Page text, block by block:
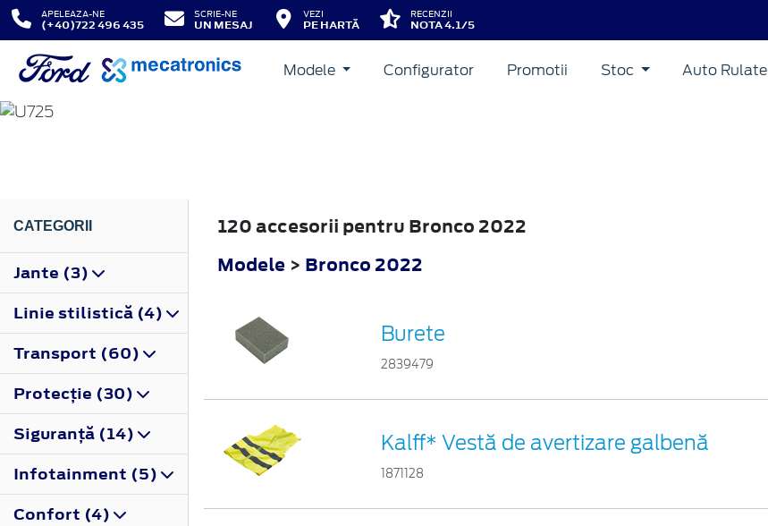
APELEAZA-NE
(+40)722 496 435
SCRIE-NE
UN MESAJ
VEZI
PE HARTĂ
RECENZII
NOTA 4.1/5
Modele Configurator Promotii Stoc Auto Rulate
BRONCO
CATEGORII
Jante (3)
Linie stilistică (4)
Transport (60)
Protecţie (30)
Siguranţă (14)
Infotainment (5)
Confort (4)
120 accesorii pentru Bronco 2022
Modele > Bronco 2022
Burete
2839479
Kalff* Vestă de avertizare galbenă
1871128